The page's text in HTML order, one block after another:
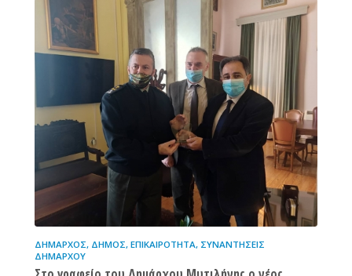
ΔΉΜΑΡΧΟΣ, ΔΉΜΟΣ, ΕΠΙΚΑΙΡΌΤΗΤΑ, ΣΥΝΑΝΤΉΣΕΙΣ
ΔΗΜΆΡΧΟΥ